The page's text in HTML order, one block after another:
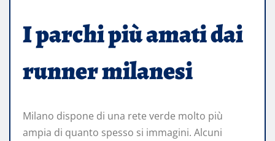
I parchi più amati dai
runner milanesi
Milano dispone di una rete verde molto più
ampia di quanto spesso si immagini. Alcuni